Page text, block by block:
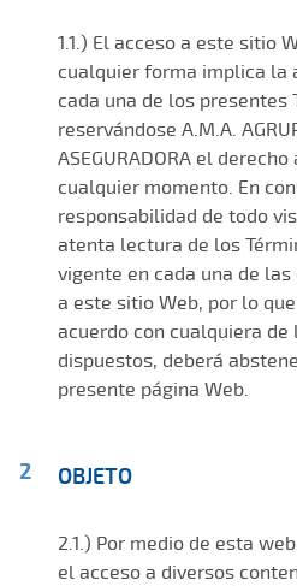
1.1.) El acceso a este sitio
cualquier forma implica la
cada una de los presentes
reservándose A.M.A.
ASEGURADORA el
cualquier momento. En
responsabilidad de todo
atenta lectura de los
vigente en cada una de
a este sitio Web, por lo
acuerdo con cualquiera de
dispuestos, deberá
presente página Web.
OBJETO
2.1.) Por medio de esta
el acceso a diversos